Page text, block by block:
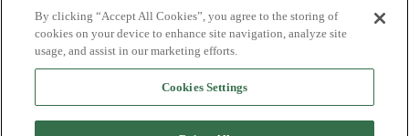
Nyhetsbrev
Ledige stillinger
Send inn manus
By clicking “Accept All Cookies”, you agree to the storing of
cookies on your device to enhance site navigation, analyze site
usage, and assist in our marketing efforts.
Cookies Settings